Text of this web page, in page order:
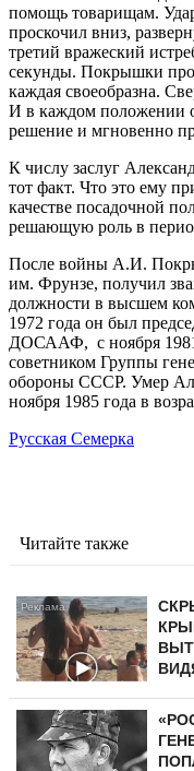
помощь товарищам.
проскочил вниз,
третий вражеский
секунды. Покрышки
каждая своеобразна.
И в каждом положении
решение и мгновенно
К числу заслуг
тот факт. Что это ему
качестве посадочной
решающую роль в
После войны А.И.
им. Фрунзе, получил
должности в высшем
1972 года он был
ДОСААФ, с ноября
советником Группы
обороны СССР. Умер
ноября 1985 года в
Русская Семерка
Читайте также